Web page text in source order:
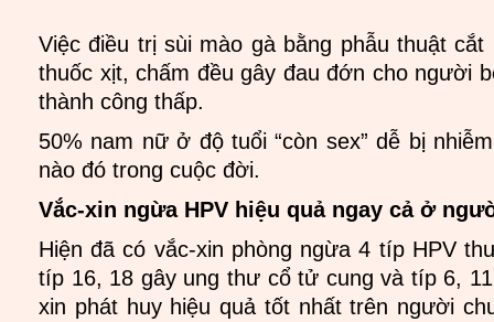
Việc điều trị sùi mào gà bằng phẫu thuật
thuốc xịt, chấm đều gây đau đớn cho người
thành công thấp.
50% nam nữ ở độ tuổi “còn sex” dễ bị
nào đó trong cuộc đời.
Vắc-xin ngừa HPV hiệu quả ngay cả ở
Hiện đã có vắc-xin phòng ngừa 4 típ HPV
típ 16, 18 gây ung thư cổ tử cung và típ 6,
xin phát huy hiệu quả tốt nhất trên người